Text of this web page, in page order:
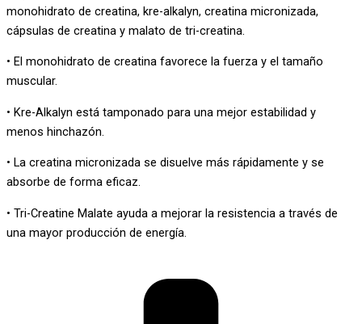
monohidrato de creatina, kre-alkalyn, creatina micronizada,
cápsulas de creatina y malato de tri-creatina.
• El monohidrato de creatina favorece la fuerza y el tamaño
muscular.
• Kre-Alkalyn está tamponado para una mejor estabilidad y
menos hinchazón.
• La creatina micronizada se disuelve más rápidamente y se
absorbe de forma eficaz.
• Tri-Creatine Malate ayuda a mejorar la resistencia a través de
una mayor producción de energía.